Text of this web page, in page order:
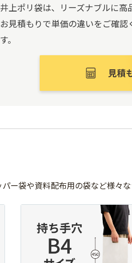
井上ポリ袋は、リーズナブルに
お見積もりで単価の違いをご確
す。
パー袋や資料配布用の袋など様々な